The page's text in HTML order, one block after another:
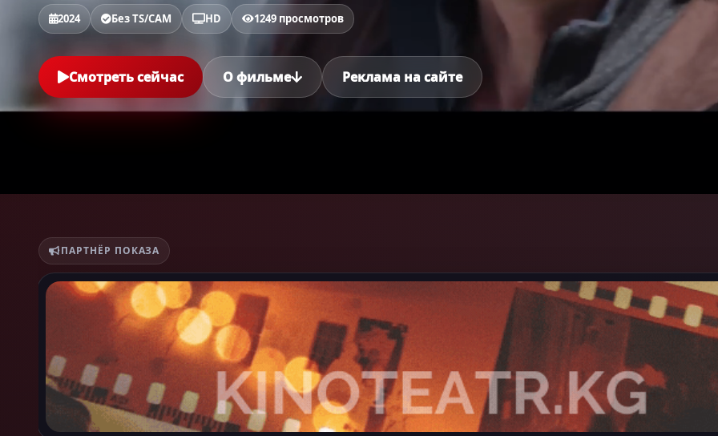
2024 Без TS/CAM HD 1249 просмотров
Смотреть сейчас О фильме Реклама на сайте
ПАРТНЁР ПОКАЗА